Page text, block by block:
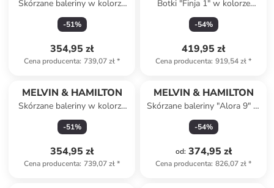
Skórzane baleriny w kolorze
czarnym
-51%
354,95 zł
Cena producenta: 739,07 zł*
Botki "Finja 1" w kolorze
czarnym
-54%
419,95 zł
Cena producenta: 919,54 zł*
MELVIN & HAMILTON
Skórzane baleriny w kolorze
czarnym
-51%
354,95 zł
Cena producenta: 739,07 zł*
MELVIN & HAMILTON
Skórzane baleriny "Alora 9" w
kolorze czarnym
-54%
od: 374,95 zł
Cena producenta: 826,07 zł*